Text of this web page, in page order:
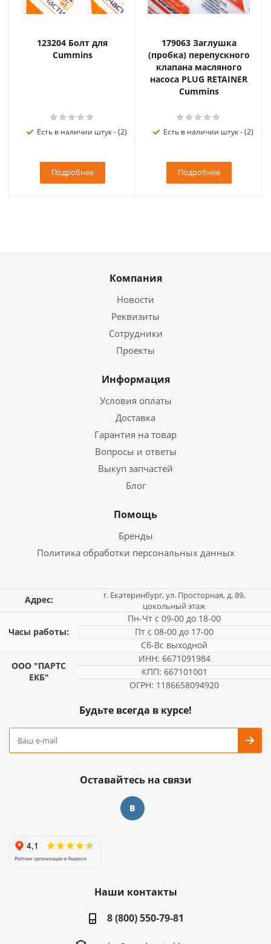
123204 Болт для
Cummins
Есть в наличии штук - (2)
Подробнее
179063 Заглушка
(пробка) перепускного
клапана масляного
насоса PLUG RETAINER
Cummins
Есть в наличии штук - (2)
Подробнее
Компания
Новости
Реквизиты
Сотрудники
Проекты
Информация
Условия оплаты
Доставка
Гарантия на товар
Вопросы и ответы
Выкуп запчастей
Блог
Помощь
Бренды
Политика обработки персональных данных
Адрес:
г. Екатеринбург, ул. Просторная, д. 89,
цокольный этаж
Часы работы:
Пн-Чт с 09-00 до 18-00
Пт с 08-00 до 17-00
Сб-Вс выходной
ООО "ПАРТС
ЕКБ"
ИНН: 6671091984
КПП: 667101001
ОГРН: 1186658094920
Будьте всегда в курсе!
Оставайтесь на связи
Наши контакты
8 (800) 550-79-81